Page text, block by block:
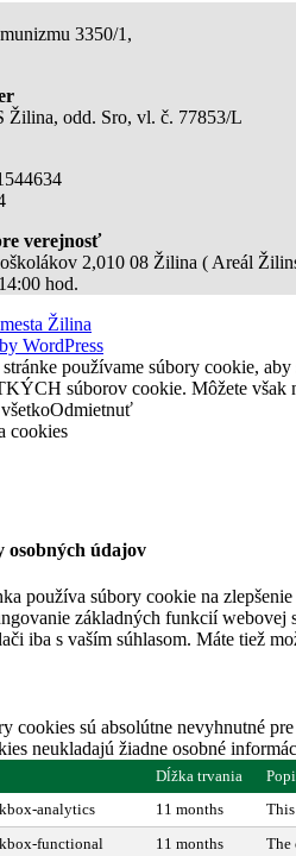
3350/1,
Žilina, odd. Sro, vl. č. 77853/L
verejnosť
2,010 08 Žilina ( Areál
hod.
Žilina
WordPress
používame súbory cookie,
súborov cookie. Môžete však
Odmietnuť
cookies
údajov
používa súbory cookie na
základných funkcií webovej
iba s vaším súhlasom. Máte tiež
cookies sú absolútne nevyhnutné
neukladajú žiadne osobné
Dĺžka trvania
analytics
11 months
functional
11 months The